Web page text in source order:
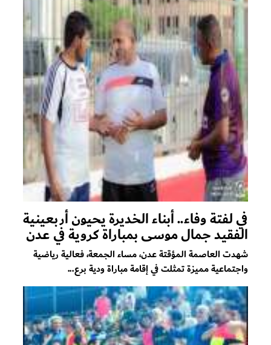
في لفتة وفاء.. أبناء الخديرة يحيون أربعينية
الفقيد جمال موسى بمباراة كروية في عدن
​شهدت العاصمة المؤقتة عدن، مساء الجمعة، فعالية رياضية
واجتماعية مميزة تمثلت في إقامة مباراة ودية برع...